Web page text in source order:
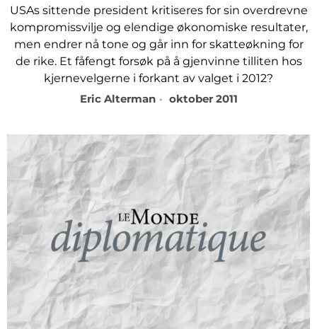
USAs sittende president kritiseres for sin overdrevne
kompromissvilje og elendige økonomiske resultater,
men endrer nå tone og går inn for skatteøkning for
de rike. Et fåfengt forsøk på å gjenvinne tilliten hos
kjernevelgerne i forkant av valget i 2012?
Eric Alterman
oktober 2011